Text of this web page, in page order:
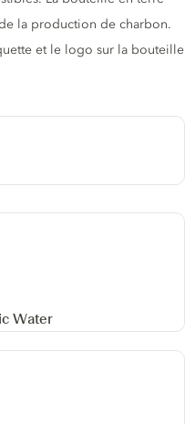
la production de charbon.
et le logo sur la bouteille
Water